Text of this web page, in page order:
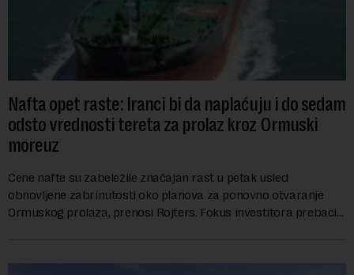
Nafta opet raste: Iranci bi da naplaćuju i do sedam
odsto vrednosti tereta za prolaz kroz Ormuski
moreuz
Cene nafte su zabeležile značajan rast u petak usled
obnovljene zabrinutosti oko planova za ponovno otvaranje
Ormuskog prolaza, prenosi Rojters. Fokus investitora prebacio